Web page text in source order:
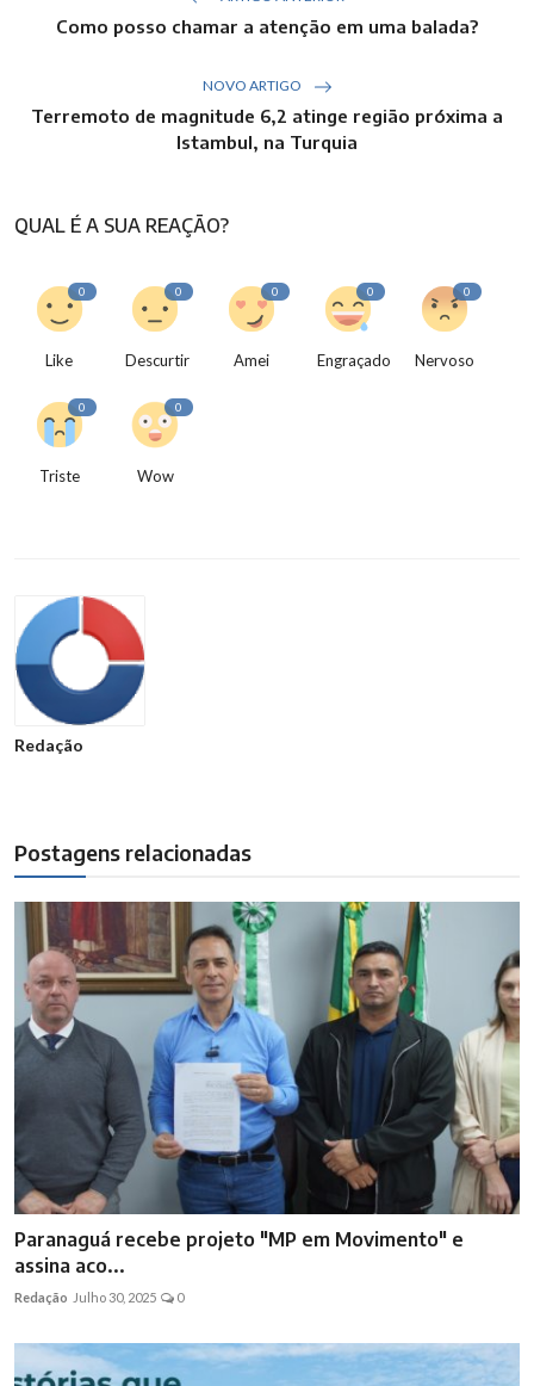
Como posso chamar a atenção em uma balada?
NOVO ARTIGO
Terremoto de magnitude 6,2 atinge região próxima a
Istambul, na Turquia
QUAL É A SUA REAÇÃO?
0
Like
0
Descurtir
0
Amei
0
Engraçado
0
Nervoso
0
Triste
0
Wow
Redação
Postagens relacionadas
Paranaguá recebe projeto "MP em Movimento" e
assina aco...
Redação Julho 30, 2025 0